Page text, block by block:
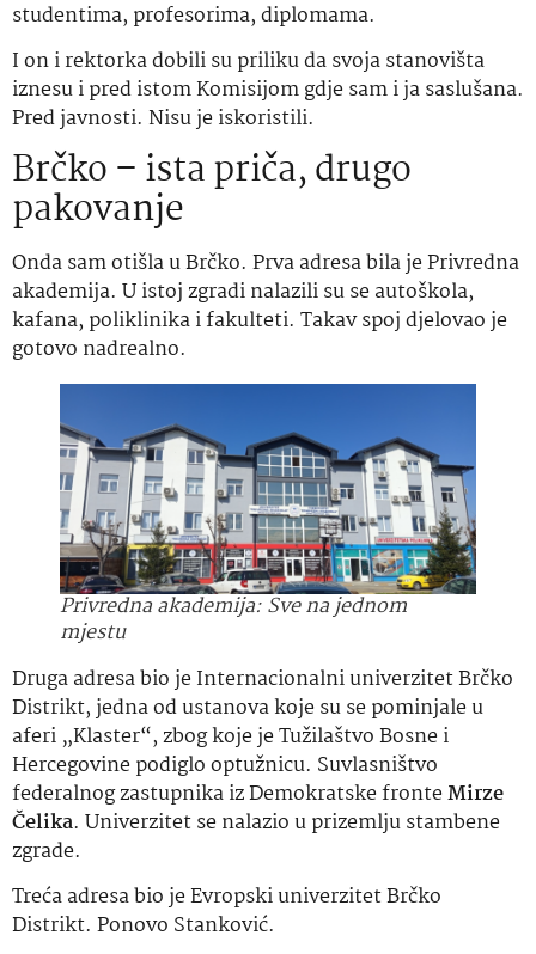
studentima, profesorima, diplomama.
I on i rektorka dobili su priliku da svoja stanovišta
iznesu i pred istom Komisijom gdje sam i ja saslušana.
Pred javnosti. Nisu je iskoristili.
Brčko – ista priča, drugo
pakovanje
Onda sam otišla u Brčko. Prva adresa bila je Privredna
akademija. U istoj zgradi nalazili su se autoškola,
kafana, poliklinika i fakulteti. Takav spoj djelovao je
gotovo nadrealno.
Privredna akademija: Sve na jednom
mjestu
Druga adresa bio je Internacionalni univerzitet Brčko
Distrikt, jedna od ustanova koje su se pominjale u
aferi „Klaster“, zbog koje je Tužilaštvo Bosne i
Hercegovine podiglo optužnicu. Suvlasništvo
federalnog zastupnika iz Demokratske fronteMirze
Čelika. Univerzitet se nalazio u prizemlju stambene
zgrade.
Treća adresa bio je Evropski univerzitet Brčko
Distrikt. Ponovo Stanković.